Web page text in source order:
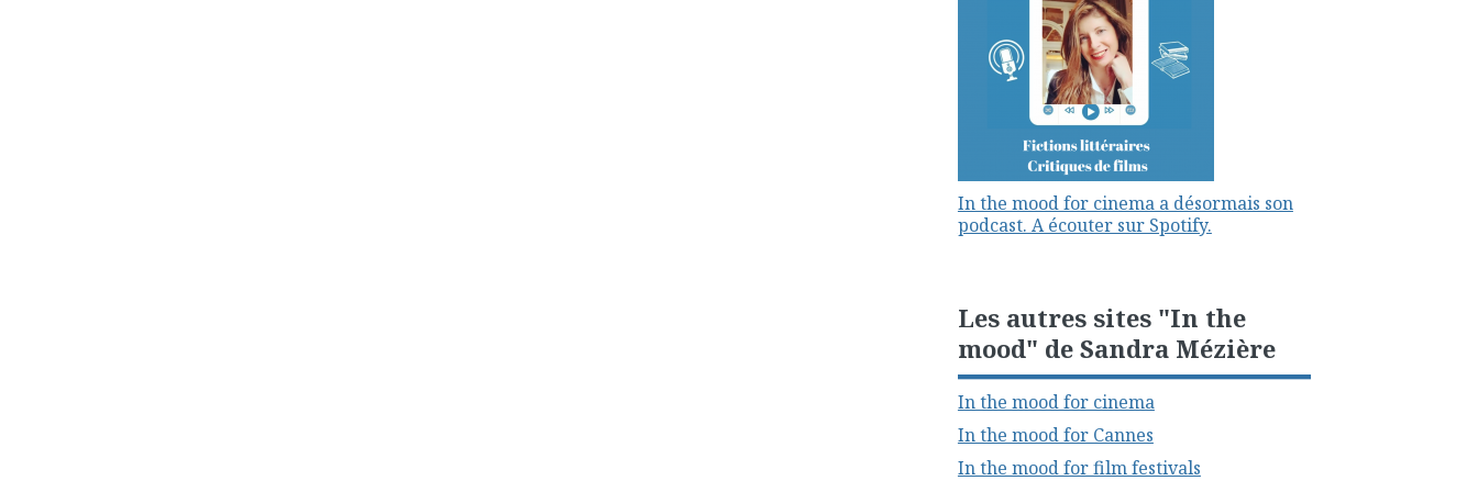
In the mood for cinema a désormais son
podcast. A écouter sur Spotify.
Les autres sites "In the
mood" de Sandra Mézière
In the mood for cinema
In the mood for Cannes
In the mood for film festivals